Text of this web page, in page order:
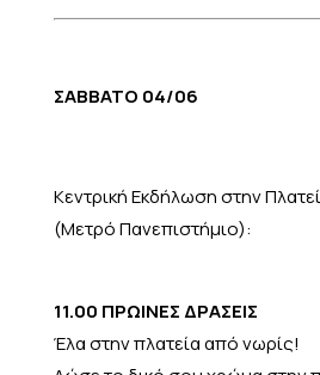
ΣΑΒΒΑΤΟ 04/06
Κεντρική Εκδήλωση στην
(Μετρό Πανεπιστήμιο):
11.00 ΠΡΩΙΝΕΣ ΔΡΑΣΕΙΣ
Έλα στην πλατεία από νωρίς!